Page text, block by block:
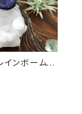
インボームー
ラメリング